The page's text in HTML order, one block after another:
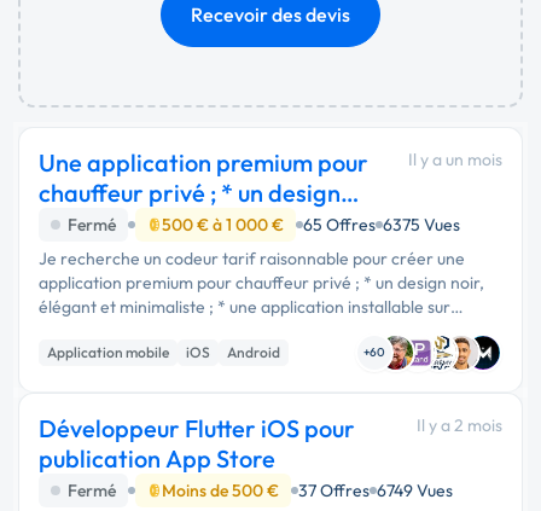
Recevoir des devis
Une application premium pour
chauffeur privé ; * un design
noir, é
Il y a un mois
Fermé 500 € à 1 000 € 65 Offres 6375 Vues
Je recherche un codeur tarif raisonnable pour créer une
application premium pour chauffeur privé ; * un design noir,
élégant et minimaliste ; * une application installable sur
iPhone et Android ; * réservation en quelques clics ; * compte
client ; …
Application mobile iOS Android +60
Développeur Flutter iOS pour
publication App Store
Il y a 2 mois
Fermé Moins de 500 € 37 Offres 6749 Vues